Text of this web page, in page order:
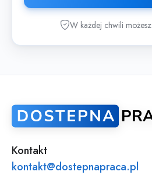
W każdej chwili
Kontakt
kontakt@dostepnapraca.pl